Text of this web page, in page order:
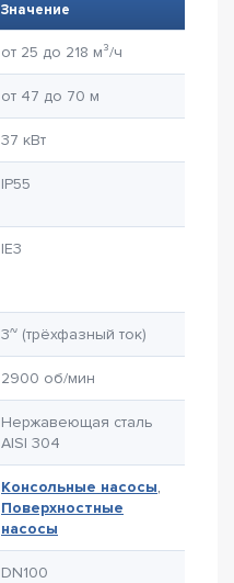
Значение
от 25 до 218 м³/ч
от 47 до 70 м
37 кВт
IP55
IE3
3~ (трёхфазный ток)
2900 об/мин
Нержавеющая сталь
AISI 304
Консольные насосы,
Поверхностные
насосы
DN100